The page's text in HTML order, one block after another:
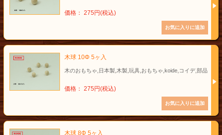
価格： 275円(税込)
木球 10Φ 5ヶ入
木のおもちゃ,日本製,木製,玩具,おもちゃ,koide,コイデ,部品
価格： 275円(税込)
木球 8Φ 5ヶ入